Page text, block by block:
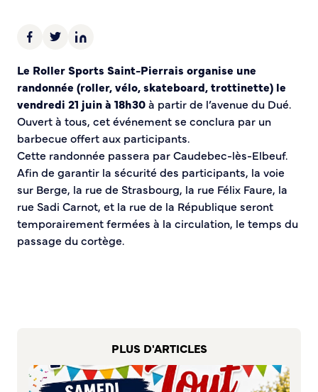
Le Roller Sports Saint-Pierrais organise une
randonnée (roller, vélo, skateboard, trottinette) le
vendredi 21 juin à 18h30à partir de l’avenue du Dué.
Ouvert à tous, cet événement se conclura par un
barbecue offert aux participants.
Cette randonnée passera par Caudebec-lès-Elbeuf.
Afin de garantir la sécurité des participants, la voie
sur Berge, la rue de Strasbourg, la rue Félix Faure, la
rue Sadi Carnot, et la rue de la République seront
temporairement fermées à la circulation, le temps du
passage du cortège.
PLUS D'ARTICLES
Sécurité tranquillité
Police municipale
Pré-plainte en ligne
Tranquillité vacances
Vidéoprotection
Aide à l’installation d’alarmes
Horaires pour le bricolage et le jardinage
Infos pratiques
Plan de Ville
Numéros d’urgence
Location de salles
Histoire de la ville
Patrimoine historique